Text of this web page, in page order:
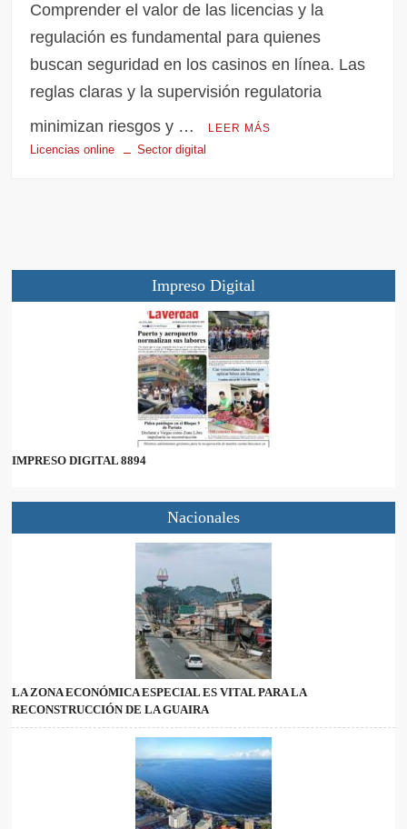
Comprender el valor de las licencias y la
regulación es fundamental para quienes
buscan seguridad en los casinos en línea. Las
reglas claras y la supervisión regulatoria
minimizan riesgos y …
LEER MÁS
Licencias online Sector digital
Impreso Digital
IMPRESO DIGITAL 8894
Nacionales
LA ZONA ECONÓMICA ESPECIAL ES VITAL PARA LA
RECONSTRUCCIÓN DE LA GUAIRA